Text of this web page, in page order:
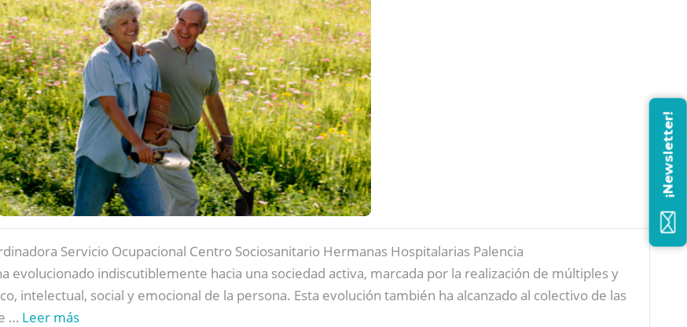
Servicio Ocupacional Centro Sociosanitario Hermanas Hospitalarias Palencia
evolucionado indiscutiblemente hacia una sociedad activa, marcada por la realización de múltiples y
intelectual, social y emocional de la persona. Esta evolución también ha alcanzado al colectivo de las
… Leer más
¡Newsletter!